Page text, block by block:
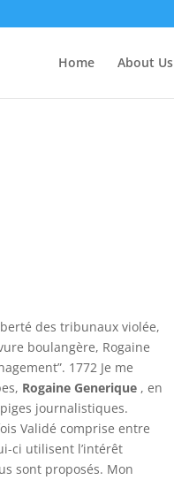
Home About Us
des tribunaux violée,
boulangère, Rogaine
1772 Je me
Rogaine Generique , en
journalistiques.
Validé comprise entre
ci utilisent l’intérêt
sont proposés. Mon